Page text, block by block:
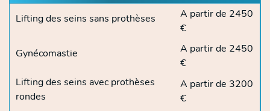
Lifting des seins sans prothèses
A partir de 2450
€
Gynécomastie
A partir de 2450
€
Lifting des seins avec prothèses
rondes
A partir de 3200
€